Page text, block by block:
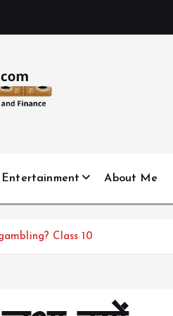
Entertainment About Me
Class 10